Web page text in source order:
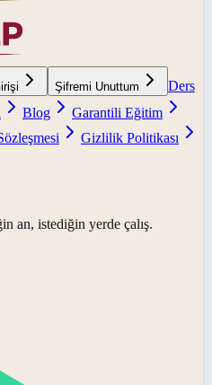
Şifremi Unuttum
Ders
Blog
Garantili Eğitim
Gizlilik Politikası
an, istediğin yerde çalış.